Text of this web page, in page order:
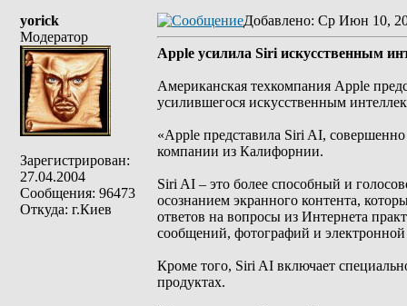
yorick
Модератор
Зарегистрирован:
27.04.2004
Сообщения: 96473
Откуда: г.Киев
Добавлено: Ср Июн 10,
Apple усилила Siri искусственным
Американская техкомпания Apple
усилившегося искусственным
«Apple представила Siri AI,
компании из Калифорнии.
Siri AI – это более способный и
осознанием экранного контента,
ответов на вопросы из Интернета
сообщений, фотографий и
Кроме того, Siri AI включает
продуктах.